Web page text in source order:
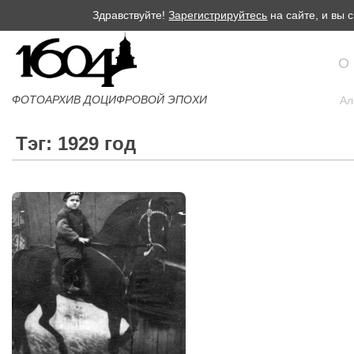
Здравствуйте!Зарегистрируйтесь на сайте, и вы
ФОТОАРХИВ ДОЦИФРОВОЙ ЭПОХИ
О
Тэг: 1929 год